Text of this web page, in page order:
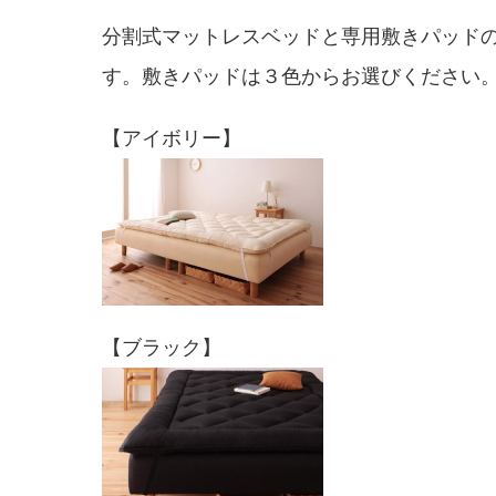
分割式マットレスベッドと専用敷きパッド
す。敷きパッドは３色からお選びください。
【アイボリー】
【ブラック】